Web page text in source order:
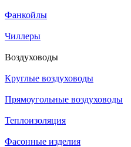
Фанкойлы
Чиллеры
Воздуховоды
Круглые воздуховоды
Прямоугольные воздуховоды
Теплоизоляция
Фасонные изделия